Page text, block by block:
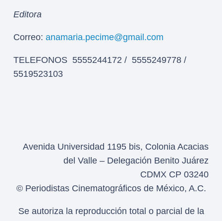
Editora
Correo: anamaria.pecime@gmail.com
TELEFONOS 5555244172 / 5555249778 /
5519523103
Avenida Universidad 1195 bis, Colonia Acacias
del Valle – Delegación Benito Juárez
CDMX CP 03240
© Periodistas Cinematográficos de México, A.C.
Se autoriza la reproducción total o parcial de la